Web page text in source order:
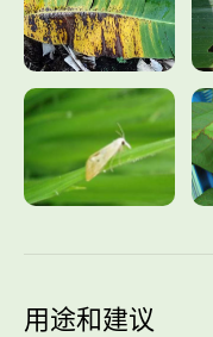
用途和建议